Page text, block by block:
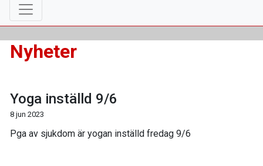
Nyheter
Yoga inställd 9/6
8 jun 2023
Pga av sjukdom är yogan inställd fredag 9/6